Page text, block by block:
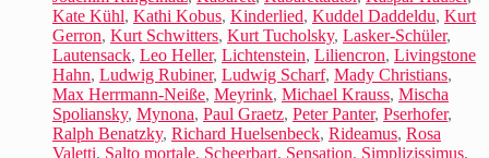
Kate Kühl, Kathi Kobus, Kinderlied, Kuddel Daddeldu, Kurt
Gerron, Kurt Schwitters, Kurt Tucholsky, Lasker-Schüler,
Lautensack, Leo Heller, Lichtenstein, Liliencron, Livingstone
Hahn, Ludwig Rubiner, Ludwig Scharf, Mady Christians,
Max Herrmann-Neiße, Meyrink, Michael Krauss, Mischa
Spoliansky, Mynona, Paul Graetz, Peter Panter, Pserhofer,
Ralph Benatzky, Richard Huelsenbeck, Rideamus, Rosa
Valetti, Salto mortale, Scheerbart, Sensation, Simplizissimus,